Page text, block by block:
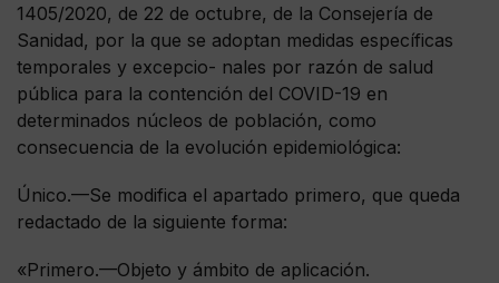
1405/2020, de 22 de octubre, de la Consejería de
Sanidad, por la que se adoptan medidas específicas
temporales y excepcio- nales por razón de salud
pública para la contención del COVID-19 en
determinados núcleos de población, como
consecuencia de la evolución epidemiológica:
Único.—Se modifica el apartado primero, que queda
redactado de la siguiente forma:
«Primero.—Objeto y ámbito de aplicación.